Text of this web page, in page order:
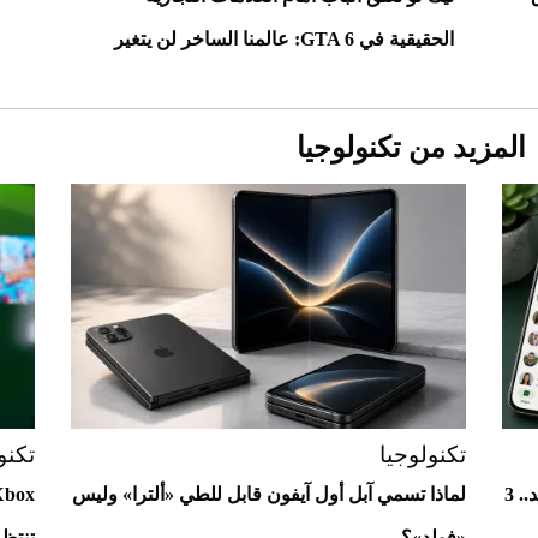
Aston Martin Valiant: على هوى الأبطال
الحقيقية في GTA 6: عالمنا الساخر لن يتغير
المزيد من تكنولوجيا
واتساب يختبر واجهات جديدة لمستخدمي أندرويد.. 3
تكنولوجيا
لماذا تسمي آبل أول آيفون قابل للطي «ألترا» وليس